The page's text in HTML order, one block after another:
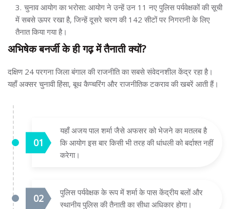
चुनाव आयोग का भरोसा: आयोग ने उन्हें उन 11 नए पुलिस पर्यवेक्षकों की सूची
में सबसे ऊपर रखा है, जिन्हें दूसरे चरण की 142 सीटों पर निगरानी के लिए
तैनात किया गया है।
अभिषेक बनर्जी के ही गढ़ में तैनाती क्यों?
दक्षिण 24 परगना जिला बंगाल की राजनीति का सबसे संवेदनशील केंद्र रहा है।
यहाँ अक्सर चुनावी हिंसा, बूथ कैप्चरिंग और राजनीतिक टकराव की खबरें आती हैं।
यहाँ अजय पाल शर्मा जैसे अफसर को भेजने का मतलब है
कि आयोग इस बार किसी भी तरह की धांधली को बर्दाश्त नहीं
करेगा।
पुलिस पर्यवेक्षक के रूप में शर्मा के पास केंद्रीय बलों और
स्थानीय पुलिस की तैनाती का सीधा अधिकार होगा।